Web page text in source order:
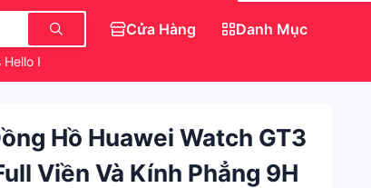
Kitty
Cửa Hàng Danh Mục
Hồ Huawei Watch GT3
Viền Và Kính Phẳng 9H